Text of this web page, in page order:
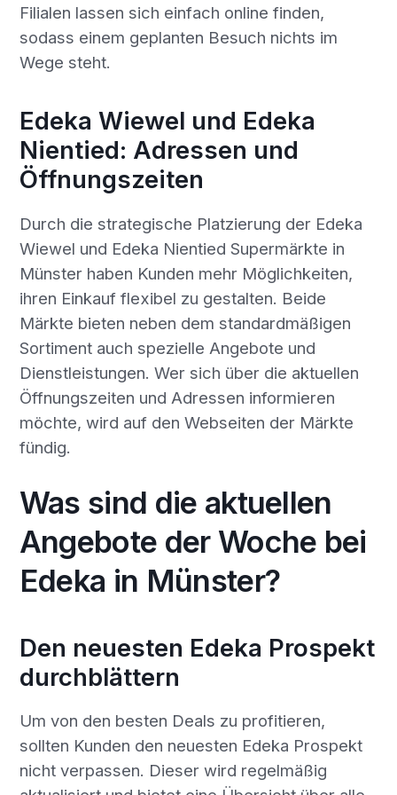
Filialen lassen sich einfach online finden,
sodass einem geplanten Besuch nichts im
Wege steht.
Edeka Wiewel und Edeka
Nientied: Adressen und
Öffnungszeiten
Durch die strategische Platzierung der Edeka
Wiewel und Edeka Nientied Supermärkte in
Münster haben Kunden mehr Möglichkeiten,
ihren Einkauf flexibel zu gestalten. Beide
Märkte bieten neben dem standardmäßigen
Sortiment auch spezielle Angebote und
Dienstleistungen. Wer sich über die aktuellen
Öffnungszeiten und Adressen informieren
möchte, wird auf den Webseiten der Märkte
fündig.
Was sind die aktuellen
Angebote der Woche bei
Edeka in Münster?
Den neuesten Edeka Prospekt
durchblättern
Um von den besten Deals zu profitieren,
sollten Kunden den neuesten Edeka Prospekt
nicht verpassen. Dieser wird regelmäßig